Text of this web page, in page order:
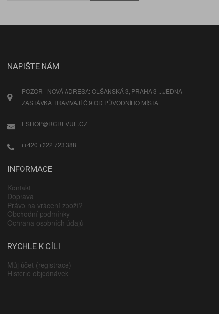
NAPIŠTE NÁM
POZOR - NOVÁ ADRESA: OLŠANSKÁ 3, PRAHA 3 ...JEDNA
ZASTÁVKA TRAMVAJÍ Č.9 OD PŮVODNÍHO MÍSTA
ESHOP@RCREVUE.CZ
(+420 ) 222 723 388
INFORMACE
Kontakt
Doprava
Právo na vrácení zboží?
Obchodní podmínky
Ochrana osobních údajů
RYCHLE K CÍLI
Můj účet (registrace)
Historie objednávek